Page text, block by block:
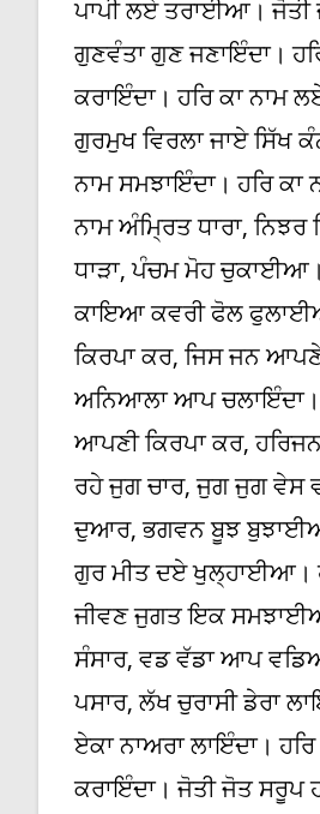
ਪਾਪੀ ਲਏ ਤਰਾਈਆ।
ਗੁਣਵੰਤਾ ਗੁਣ ਜਣਾਇੰਦਾ।
ਕਰਾਇੰਦਾ। ਹਰਿ ਕਾ ਨਾਮ
ਗੁਰਮੁਖ ਵਿਰਲਾ ਜਾਏ ਸਿੱਖ
ਨਾਮ ਸਮਝਾਇੰਦਾ। ਹਰਿ ਕਾ
ਨਾਮ ਅੰਮ੍ਰਿਤ ਧਾਰਾ,
ਧਾੜਾ, ਪੰਚਮ ਮੋਹ ਚੁਕਾਈਆ।
ਕਾਇਆ ਕਵਰੀ ਫੋਲ
ਕਿਰਪਾ ਕਰ, ਜਿਸ ਜਨ
ਅਨਿਆਲਾ ਆਪ ਚਲਾਇੰਦਾ।
ਆਪਣੀ ਕਿਰਪਾ ਕਰ,
ਰਹੇ ਜੁਗ ਚਾਰ, ਜੁਗ ਜੁਗ ਵੇਸ
ਦੁਆਰ, ਭਗਵਨ ਬੂਝ
ਗੁਰ ਮੀਤ ਦਏ ਖੁਲ੍ਹਾਈਆ।
ਜੀਵਣ ਜੁਗਤ ਇਕ
ਸੰਸਾਰ, ਵਡ ਵੱਡਾ ਆਪ
ਪਸਾਰ, ਲੱਖ ਚੁਰਾਸੀ ਡੇਰਾ
ਏਕਾ ਨਾਅਰਾ ਲਾਇੰਦਾ।
ਕਰਾਇੰਦਾ। ਜੋਤੀ ਜੋਤ ਸਰੂਪ